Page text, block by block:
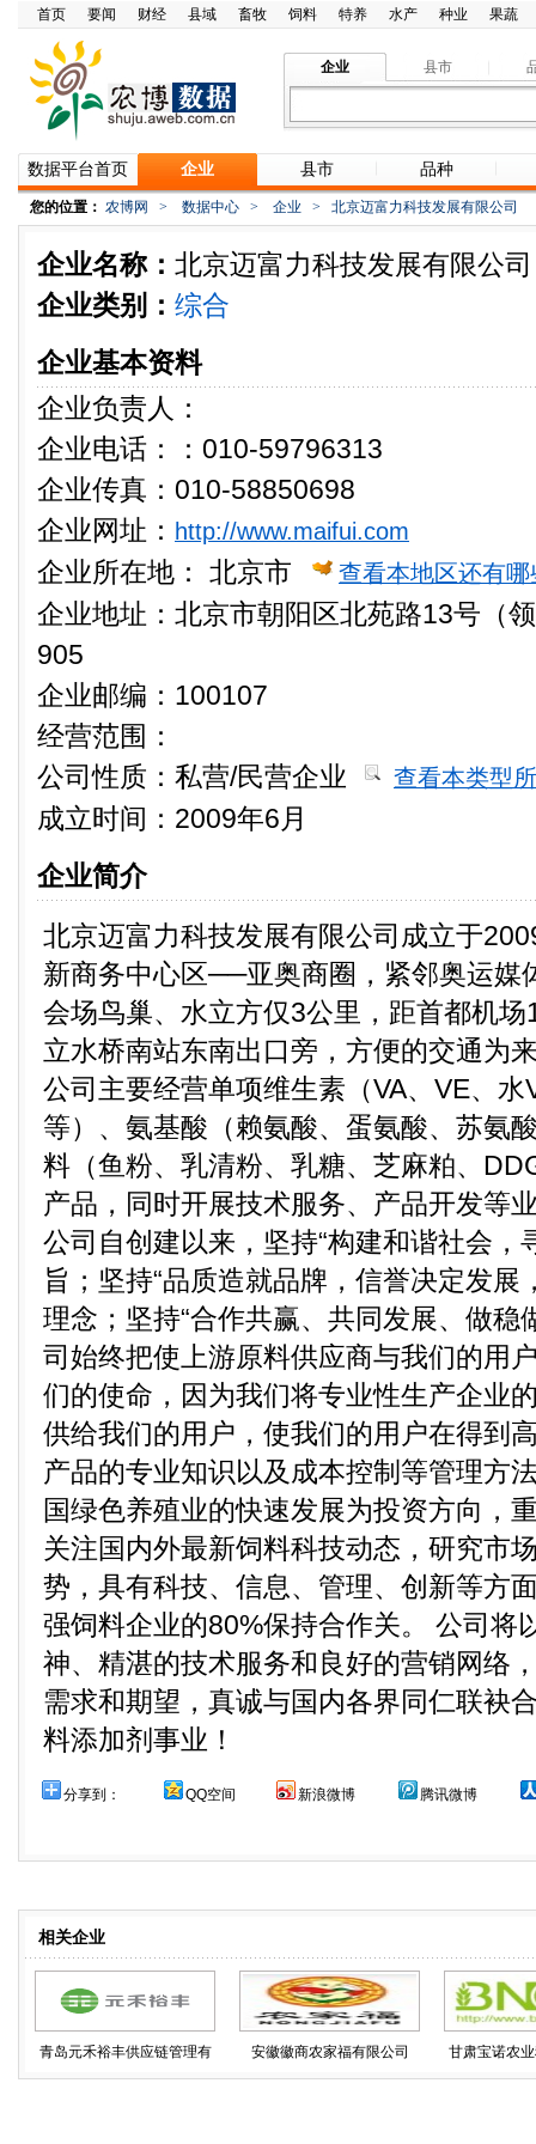
首页 要闻 财经 县域 畜牧 饲料 特养 水产 种业 果蔬
企业 县市
数据平台首页 企业 县市 品种
您的位置： 农博网 > 数据中心 > 企业 > 北京迈富力科技发展有限公司
企业名称： 北京迈富力科技发展有限公司
企业类别： 综合
企业基本资料
企业负责人：
企业电话：：010-59796313
企业传真：010-58850698
企业网址： http://www.maifui.com
企业所在地： 北京市 查看本地区还有哪
企业地址：北京市朝阳区北苑路13号（
905
企业邮编：100107
经营范围：
公司性质： 私营/民营企业 查看本类型
成立时间：2009年6月
企业简介
北京迈富力科技发展有限公司成立于
新商务中心区──亚奥商圈，紧邻奥运媒
会场鸟巢、水立方仅3公里，距首都机
立水桥南站东南出口旁，方便的交通为
公司主要经营单项维生素（VA、VE、
等）、氨基酸（赖氨酸、蛋氨酸、苏氨
料（鱼粉、乳清粉、乳糖、芝麻粕、
产品，同时开展技术服务、产品开发等
公司自创建以来，坚持“构建和谐社会，
旨；坚持“品质造就品牌，信誉决定发展
理念；坚持“合作共赢、共同发展、做稳
司始终把使上游原料供应商与我们的用
们的使命，因为我们将专业性生产企业
供给我们的用户，使我们的用户在得到
产品的专业知识以及成本控制等管理方
国绿色养殖业的快速发展为投资方向，
关注国内外最新饲料科技动态，研究市
势，具有科技、信息、管理、创新等方
强饲料企业的80%保持合作关。 公司将
神、精湛的技术服务和良好的营销网络
需求和期望，真诚与国内各界同仁联袂
料添加剂事业！
分享到： QQ空间 新浪微博 腾讯微博
相关企业
青岛元禾裕丰供应链管理有 安徽徽商农家福有限公司 甘肃宝诺农